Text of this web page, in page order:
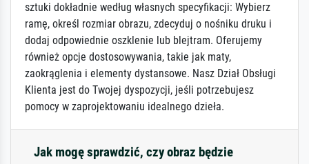
sztuki dokładnie według własnych specyfikacji: Wybierz
ramę, określ rozmiar obrazu, zdecyduj o nośniku druku i
dodaj odpowiednie oszklenie lub blejtram. Oferujemy
również opcje dostosowywania, takie jak maty,
zaokrąglenia i elementy dystansowe. Nasz Dział Obsługi
Klienta jest do Twojej dyspozycji, jeśli potrzebujesz
pomocy w zaprojektowaniu idealnego dzieła.
Jak mogę sprawdzić, czy obraz będzie